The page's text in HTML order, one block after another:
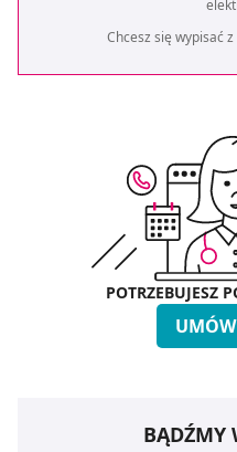
Chcesz się wypisać
POTRZEBUJESZ
BĄDŹMY